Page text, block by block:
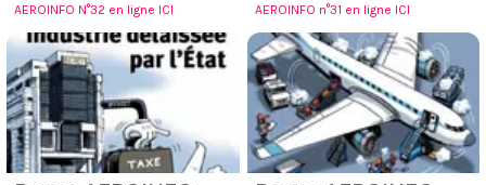
AEROINFO N°32 en ligne ICI AEROINFO n°31 en ligne ICI